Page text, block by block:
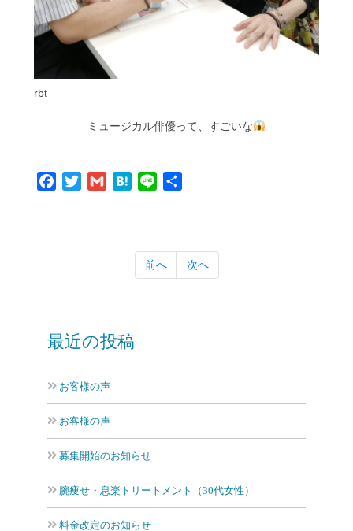
rbt
ミュージカル俳優って、すごいな
Facebook
TwitterGmail Hatena
Line
前へ 次へ
最近の投稿
お客様の声
お客様の声
募集開始のお知らせ
腕痩せ・息楽トリートメント（30代女性）
料金改定のお知らせ